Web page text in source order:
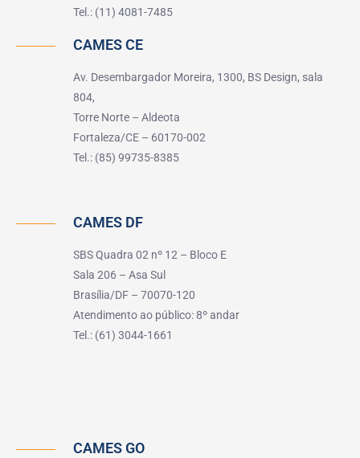
Tel.: (11) 4081-7485
CAMES CE
Av. Desembargador Moreira, 1300, BS Design, sala
804,
Torre Norte – Aldeota
Fortaleza/CE – 60170-002
Tel.: (85) 99735-8385
CAMES DF
SBS Quadra 02 nº 12 – Bloco E
Sala 206 – Asa Sul
Brasília/DF – 70070-120
Atendimento ao público: 8º andar
Tel.: (61) 3044-1661
CAMES GO